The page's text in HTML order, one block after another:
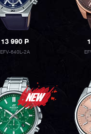
13 990P
EFV-640L-2A